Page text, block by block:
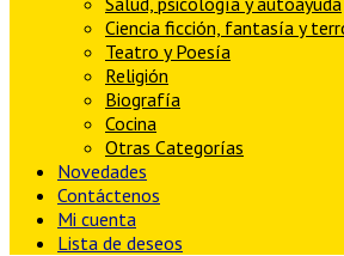
Ciencia ficción, fantasía y
Teatro y Poesía
Religión
Biografía
Cocina
Otras Categorías
Novedades
Contáctenos
Mi cuenta
Lista de deseos